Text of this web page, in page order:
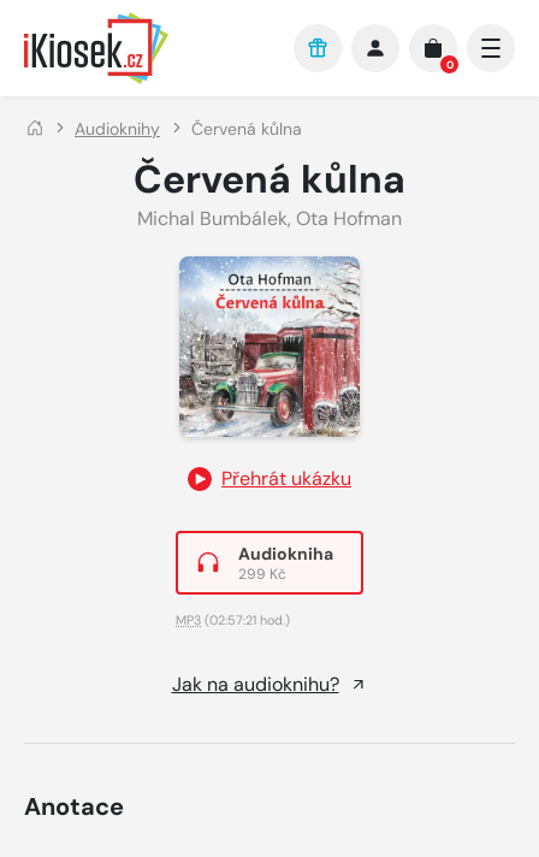
Přejít na hlavní obsah
0
Audioknihy Červená kůlna
Červená kůlna
Michal Bumbálek, Ota Hofman
Přehrát ukázku
Audiokniha
299 Kč
MP3 (02:57:21 hod.)
Jak na audioknihu?
Anotace